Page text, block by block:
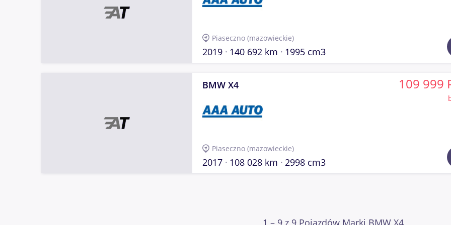
Piaseczno (mazowieckie)
2019 140 692 km 1995 cm3
BMW X4 109 999
Piaseczno (mazowieckie)
2017 108 028 km 2998 cm3
1 – 9 z 9 Pojazdów Marki BMW X4